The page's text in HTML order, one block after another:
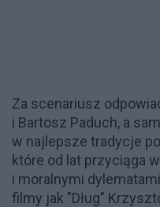
Za scenariusz
i Bartosz Paduch, a
w najlepsze tradycje
które od lat przyciąga
i moralnymi
filmy jak "Dług"